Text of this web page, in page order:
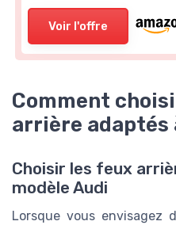
Voir l'offre
Comment
arrière adaptés
Choisir les feux
modèle Audi
Lorsque vous envisagez